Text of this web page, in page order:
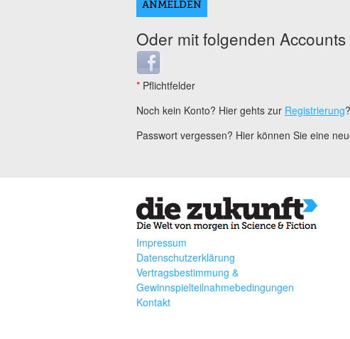
Oder mit folgenden
Login with Facebook
* Pflichtfelder
Noch kein Konto? Hier gehts zur Registrierung?
Passwort vergessen? Hier können Sie eine
Impressum
Datenschutzerklärung
Vertragsbestimmung &
Gewinnspielteilnahmebedingungen
Kontakt